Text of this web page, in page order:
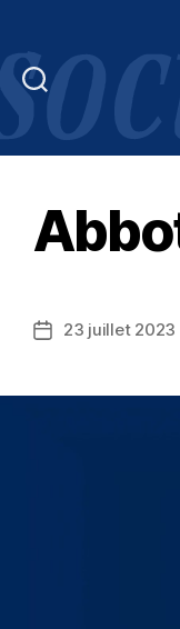
Date23 juillet 2023